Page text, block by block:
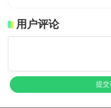
用户评论